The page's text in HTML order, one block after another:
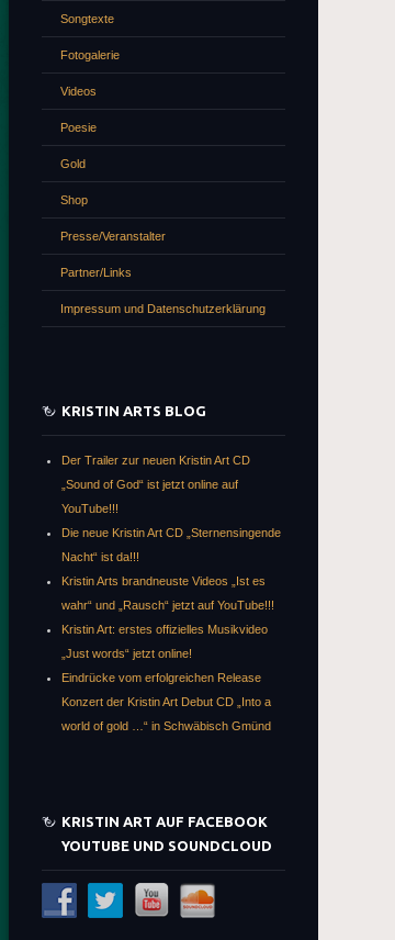
Songtexte
Fotogalerie
Videos
Poesie
Gold
Shop
Presse/Veranstalter
Partner/Links
Impressum und Datenschutzerklärung
KRISTIN ARTS BLOG
Der Trailer zur neuen Kristin Art CD
„Sound of God“ ist jetzt online auf
YouTube!!!
Die neue Kristin Art CD „Sternensingende
Nacht“ ist da!!!
Kristin Arts brandneuste Videos „Ist es
wahr“ und „Rausch“ jetzt auf YouTube!!!
Kristin Art: erstes offizielles Musikvideo
„Just words“ jetzt online!
Eindrücke vom erfolgreichen Release
Konzert der Kristin Art Debut CD „Into a
world of gold …“ in Schwäbisch Gmünd
KRISTIN ART AUF FACEBOOK
YOUTUBE UND SOUNDCLOUD